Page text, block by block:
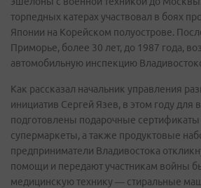
торпедных катерах участвовал в боях
Японии на Корейском полуострове.
Приморье, более 30 лет, до 1987 года,
автомобильную инспекцию
Как рассказал начальник управления
инициатив Сергей Язев, в этом году для
подготовлены подарочные сертификаты
супермаркеты, а также продуктовые
предприниматели Владивостока
помощи и передают участникам войны
медицинскую технику — стиральные